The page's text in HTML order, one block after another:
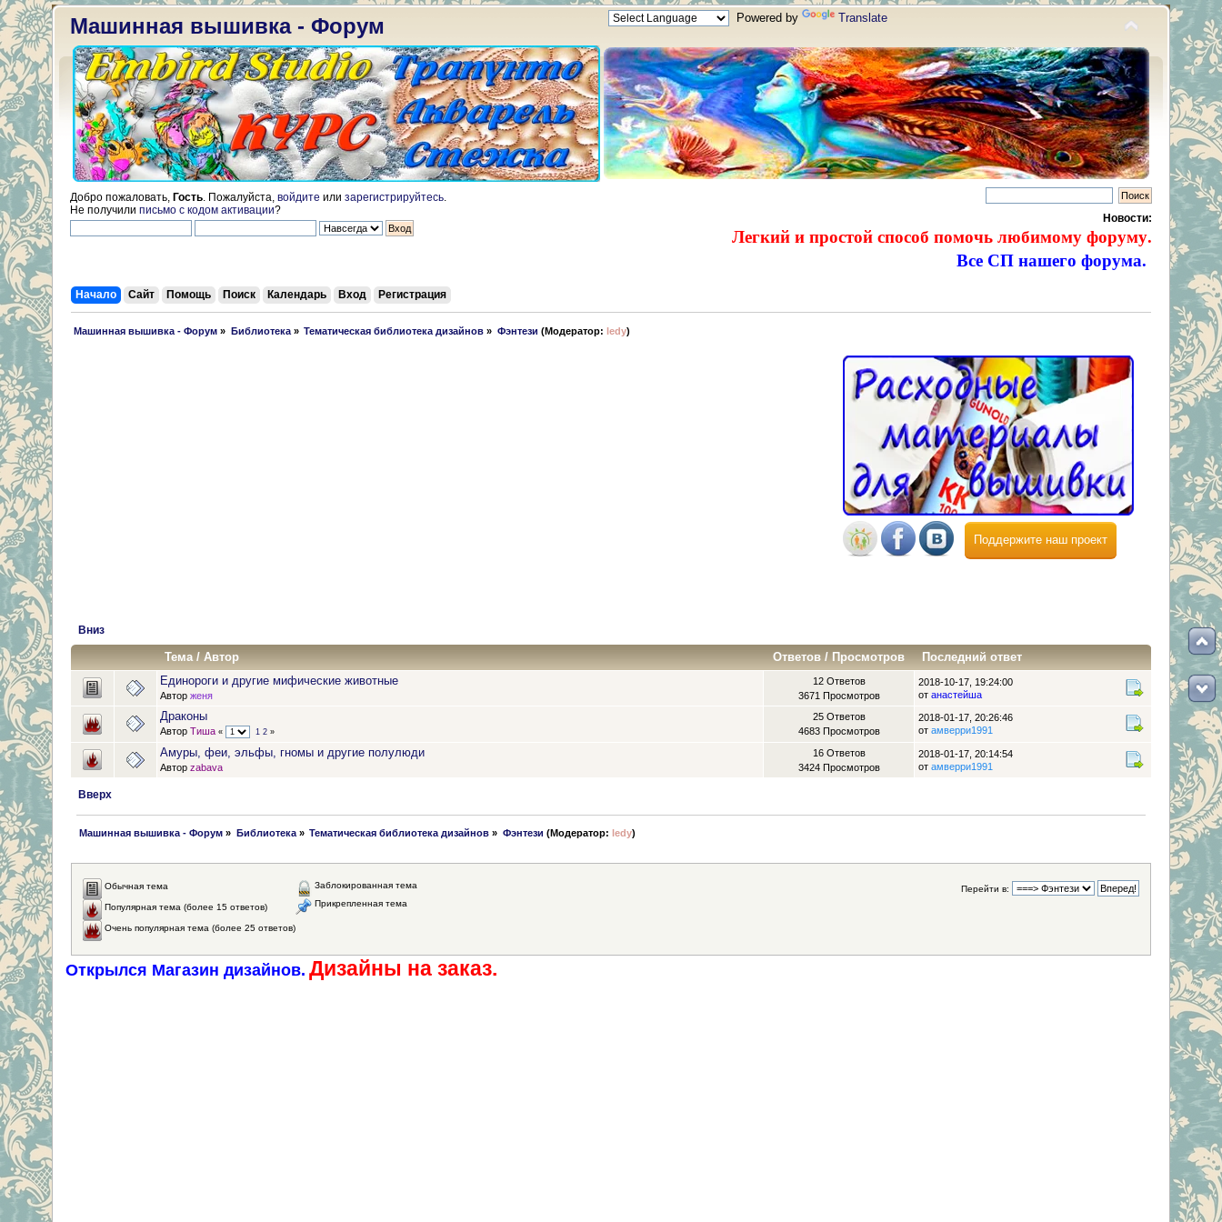
Машинная вышивка - Форум Powered by Translate
Добро пожаловать, Гость . Пожалуйста, войдите или зарегистрируйтесь
Не получили письмо с кодом активации?
Новости:
Легкий и простой способ помочь любимому форуму.
Все СП нашего форума.
Начало Сайт Помощь Поиск Календарь Вход Регистрация
Машинная вышивка - Форум » Библиотека» Тематическая библиотека дизайнов » Фэнтези (Модератор: ledy)
Поддержите наш проект
Вниз
Тема/Автор Ответов/ Просмотров
Последний ответ
Единороги и другие мифические животные
Автор женя
12 Ответов
3671 Просмотров
2018-10-17, 19:24:00
от анастейша
Драконы
Автор Тиша « 1 2 »
25 Ответов
4683 Просмотров
2018-01-17, 20:26:46
от амверри1991
Амуры, феи, эльфы, гномы и другие полулюди
Автор zabava
16 Ответов
3424 Просмотров
2018-01-17, 20:14:54
от амверри1991
Вверх
Машинная вышивка - Форум » Библиотека» Тематическая библиотека дизайнов » Фэнтези (Модератор: ledy)
Перейти в:
Обычная тема
Популярная тема (более 15 ответов)
Очень популярная тема (более 25 ответов)
Заблокированная тема
Прикрепленная тема
Открылся Магазин дизайнов. Дизайны на заказ.